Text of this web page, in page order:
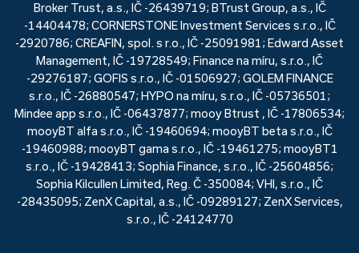
Broker Trust, a.s., IČ -26439719; BTrust Group, a.s., IČ
-14404478; CORNERSTONE Investment Services s.r.o., IČ
-2920786; CREAFIN, spol. s r.o., IČ -25091981; Edward Asset
Management, IČ -19728549; Finance na míru, s.r.o., IČ
-29276187; GOFIS s.r.o., IČ -01506927; GOLEM FINANCE
s.r.o., IČ -26880547; HYPO na míru, s.r.o., IČ -05736501;
Mindee app s.r.o., IČ -06437877; mooy Btrust , IČ -17806534;
mooyBT alfa s.r.o., IČ -19460694; mooyBT beta s.r.o., IČ
-19460988; mooyBT gama s.r.o., IČ -19461275; mooyBT1
s.r.o., IČ -19428413; Sophia Finance, s.r.o., IČ -25604856;
Sophia Kilcullen Limited, Reg. Č -350084; VHI, s.r.o., IČ
-28435095; ZenX Capital, a.s., IČ -09289127; ZenX Services,
s.r.o., IČ -24124770